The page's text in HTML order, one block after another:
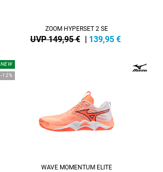
ZOOM HYPERSET 2 SE
UVP 149,95 € | 139,95 €
NEW
-12%
WAVE MOMENTUM ELITE